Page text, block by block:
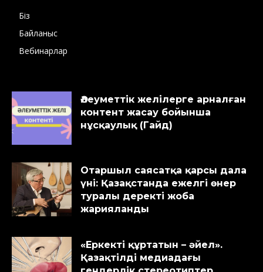
Біз
Байланыс
Вебинарлар
Әлеуметтік желілерге арналған
контент жасау бойынша
нұсқаулық (Гайд)
Отаршыл саясатқа қарсы дала
үні: Қазақстанда ежелгі өнер
туралы деректі жоба
жарияланды
«Еркекті құртатын – әйел».
Қазақтілді медиадағы